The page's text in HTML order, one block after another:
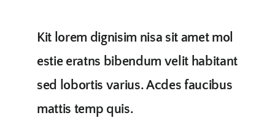
Kit lorem dignisim nisa sit amet mol
estie eratns bibendum velit habitant
sed lobortis varius. Acdes faucibus
mattis temp quis.